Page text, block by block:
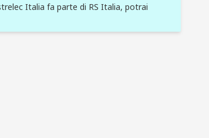
Italia fa parte di RS Italia, potrai